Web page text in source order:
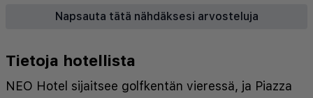
Napsauta tätä nähdäksesi arvosteluja
Tietoja hotellista
NEO Hotel sijaitsee golfkentän vieressä, ja Piazza